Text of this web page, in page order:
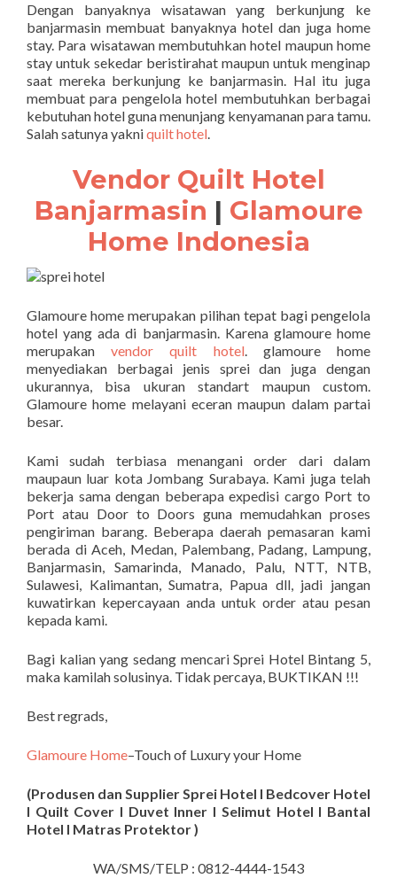
Dengan banyaknya wisatawan yang berkunjung ke
banjarmasin membuat banyaknya hotel dan juga home
stay. Para wisatawan membutuhkan hotel maupun home
stay untuk sekedar beristirahat maupun untuk menginap
saat mereka berkunjung ke banjarmasin. Hal itu juga
membuat para pengelola hotel membutuhkan berbagai
kebutuhan hotel guna menunjang kenyamanan para tamu.
Salah satunya yakniquilt hotel.
Vendor Quilt Hotel
Banjarmasin | Glamoure
Home Indonesia
Glamoure home merupakan pilihan tepat bagi pengelola
hotel yang ada di banjarmasin. Karena glamoure home
merupakanvendor quilt hotel. glamoure home
menyediakan berbagai jenis sprei dan juga dengan
ukurannya, bisa ukuran standart maupun custom.
Glamoure home melayani eceran maupun dalam partai
besar.
Kami sudah terbiasa menangani order dari dalam
maupaun luar kota Jombang Surabaya. Kami juga telah
bekerja sama dengan beberapa expedisi cargo Port to
Port atau Door to Doors guna memudahkan proses
pengiriman barang. Beberapa daerah pemasaran kami
berada di Aceh, Medan, Palembang, Padang, Lampung,
Banjarmasin, Samarinda, Manado, Palu, NTT, NTB,
Sulawesi, Kalimantan, Sumatra, Papua dll, jadi jangan
kuwatirkan kepercayaan anda untuk order atau pesan
kepada kami.
Bagi kalian yang sedang mencari Sprei Hotel Bintang 5,
maka kamilah solusinya. Tidak percaya, BUKTIKAN !!!
Best regrads,
Glamoure Home–Touch of Luxury your Home
(Produsen dan Supplier Sprei Hotel I Bedcover Hotel
I Quilt Cover I Duvet Inner I Selimut Hotel I Bantal
Hotel I Matras Protektor )
WA/SMS/TELP : 0812-4444-1543